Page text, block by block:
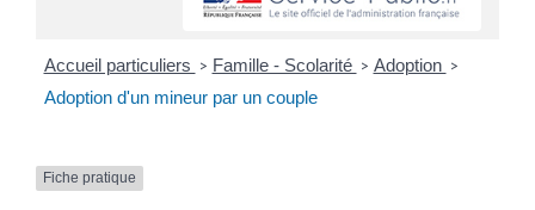
Accueil particuliers > Famille - Scolarité > Adoption >
Adoption d'un mineur par un couple
Fiche pratique